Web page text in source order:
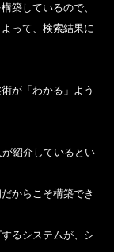
築しているので、
って、検索結果に
が「わかる」よう
紹介しているとい
からこそ構築でき
るシステムが、シ